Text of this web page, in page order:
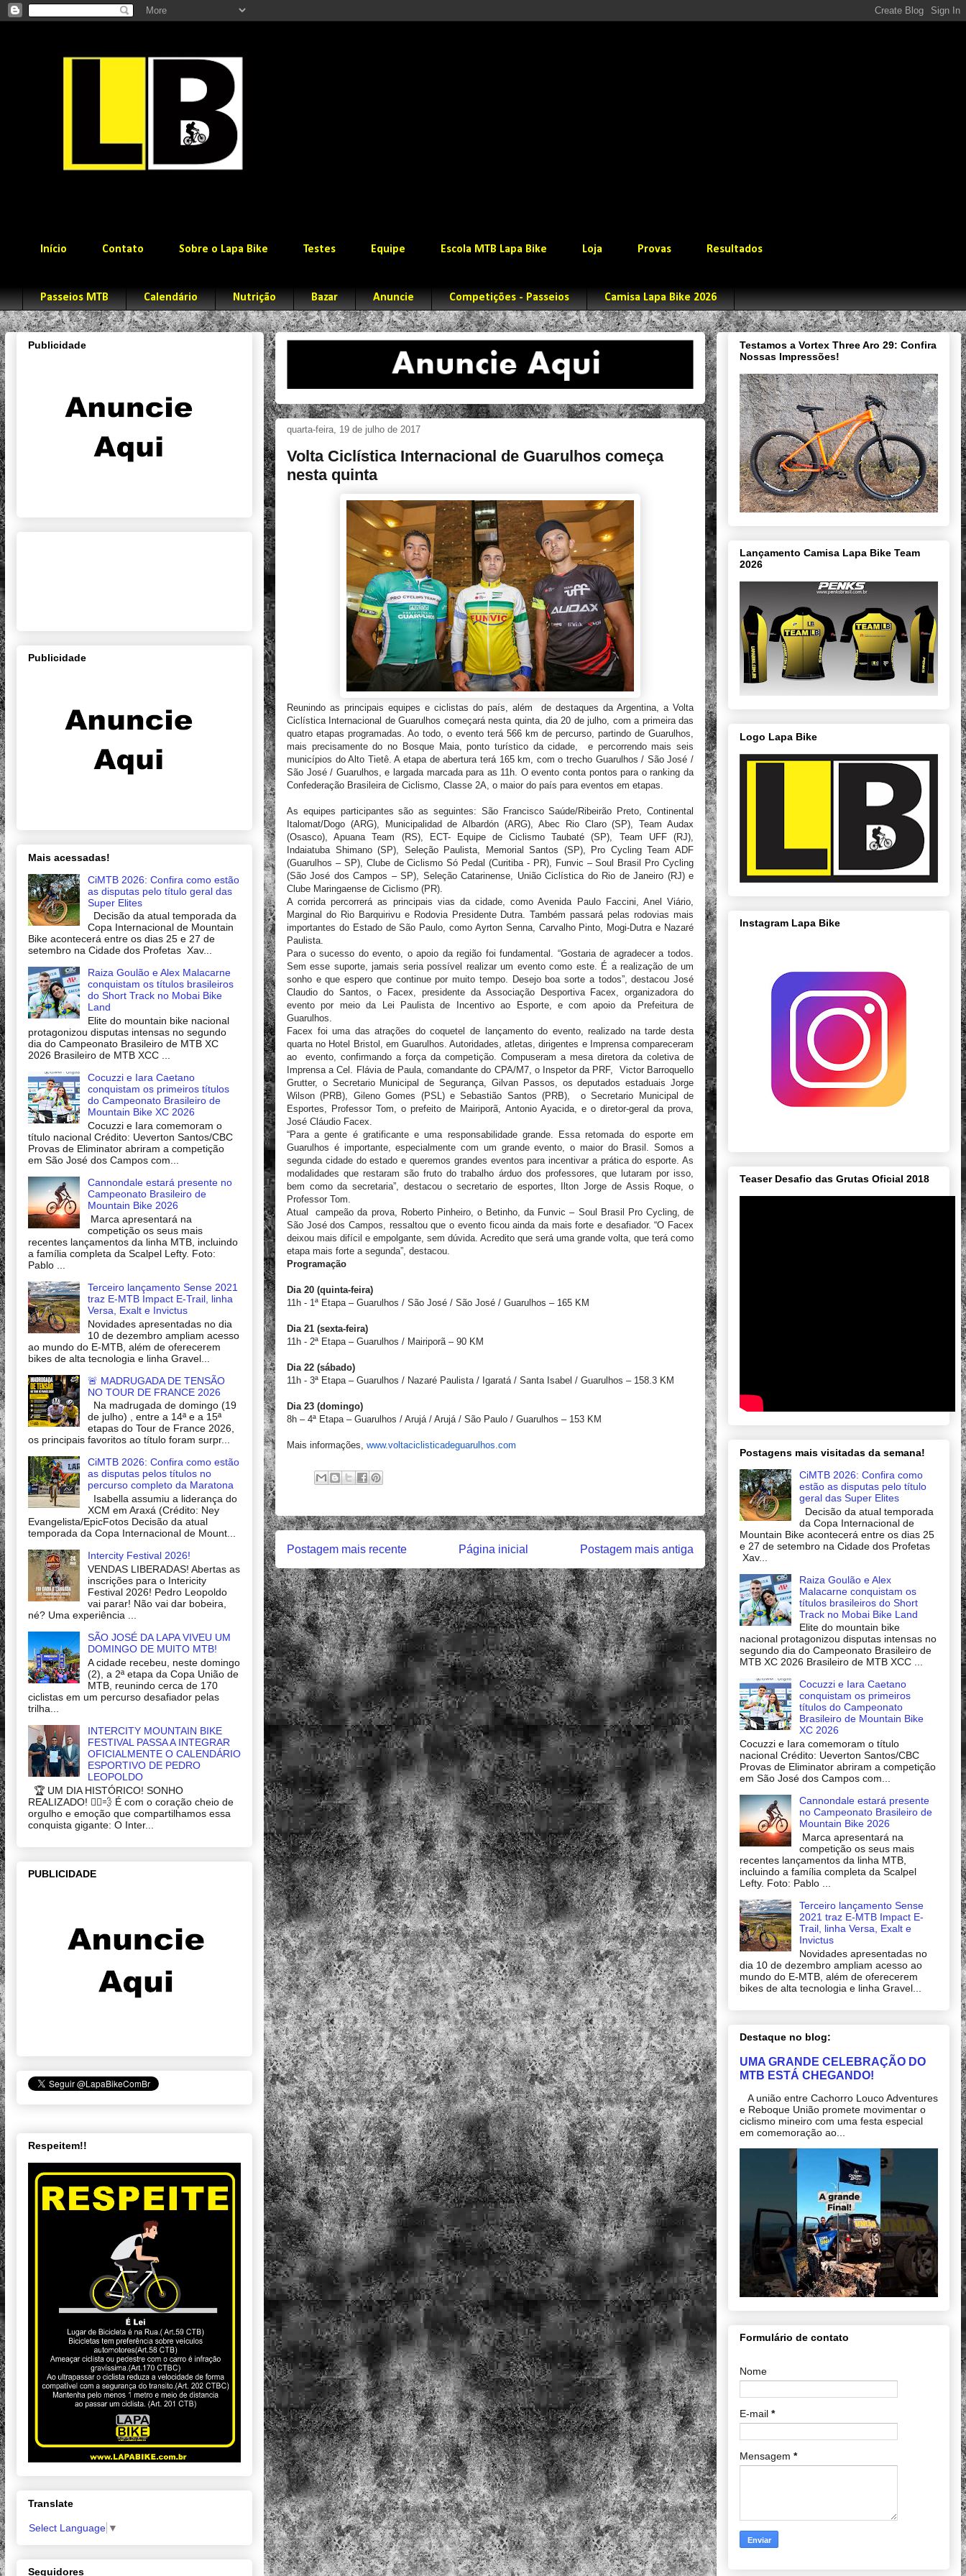
Início Contato Sobre o Lapa Bike Testes Equipe Escola MTB Lapa Bike Loja Provas Resultados
Passeios MTB Calendário Nutrição Bazar Anuncie Competições - Passeios Camisa Lapa Bike 2026
quarta-feira, 19 de julho de 2017
Volta Ciclística Internacional de Guarulhos começa
nesta quinta
Reunindo as principais equipes e ciclistas do país, além de destaques da Argentina, a Volta
Ciclística Internacional de Guarulhos começará nesta quinta, dia 20 de julho, com a primeira das
quatro etapas programadas. Ao todo, o evento terá 566 km de percurso, partindo de Guarulhos,
mais precisamente do no Bosque Maia, ponto turístico da cidade, e percorrendo mais seis
municípios do Alto Tietê. A etapa de abertura terá 165 km, com o trecho Guarulhos / São José /
São José / Guarulhos, e largada marcada para as 11h. O evento conta pontos para o ranking da
Confederação Brasileira de Ciclismo, Classe 2A, o maior do país para eventos em etapas.
As equipes participantes são as seguintes: São Francisco Saúde/Ribeirão Preto, Continental
Italomat/Dogo (ARG), Municipalidad de Albardón (ARG), Abec Rio Claro (SP), Team Audax
(Osasco), Apuana Team (RS), ECT- Equipe de Ciclismo Taubaté (SP), Team UFF (RJ),
Indaiatuba Shimano (SP), Seleção Paulista, Memorial Santos (SP), Pro Cycling Team ADF
(Guarulhos – SP), Clube de Ciclismo Só Pedal (Curitiba - PR), Funvic – Soul Brasil Pro Cycling
(São José dos Campos – SP), Seleção Catarinense, União Ciclística do Rio de Janeiro (RJ) e
Clube Maringaense de Ciclismo (PR).
A corrida percorrerá as principais vias da cidade, como Avenida Paulo Faccini, Anel Viário,
Marginal do Rio Barquirivu e Rodovia Presidente Dutra. Também passará pelas rodovias mais
importantes do Estado de São Paulo, como Ayrton Senna, Carvalho Pinto, Mogi-Dutra e Nazaré
Paulista.
Para o sucesso do evento, o apoio da região foi fundamental. “Gostaria de agradecer a todos.
Sem esse suporte, jamais seria possível realizar um evento como este. É a realização de um
sonho e que espero que continue por muito tempo. Desejo boa sorte a todos”, destacou José
Claudio do Santos, o Facex, presidente da Associação Desportiva Facex, organizadora do
evento por meio da Lei Paulista de Incentivo ao Esporte, e com apoio da Prefeitura de
Guarulhos.
Facex foi uma das atrações do coquetel de lançamento do evento, realizado na tarde desta
quarta no Hotel Bristol, em Guarulhos. Autoridades, atletas, dirigentes e Imprensa compareceram
ao evento, confirmando a força da competição. Compuseram a mesa diretora da coletiva de
Imprensa a Cel. Flávia de Paula, comandante do CPA/M7, o Inspetor da PRF, Victor Barroquello
Grutter, o Secretario Municipal de Segurança, Gilvan Passos, os deputados estaduais Jorge
Wilson (PRB), Gileno Gomes (PSL) e Sebastião Santos (PRB), o Secretario Municipal de
Esportes, Professor Tom, o prefeito de Mairiporã, Antonio Ayacida, e o diretor-geral da prova,
José Cláudio Facex.
“Para a gente é gratificante e uma responsabilidade grande. Essa retomada do esporte em
Guarulhos é importante, especialmente com um grande evento, o maior do Brasil. Somos a
segunda cidade do estado e queremos grandes eventos para incentivar a prática do esporte. As
modalidades que restaram são fruto do trabalho árduo dos professores, que lutaram por isso,
bem como da secretaria”, destacou o secretario de esportes, Ilton Jorge de Assis Roque, o
Professor Tom.
Atual campeão da prova, Roberto Pinheiro, o Betinho, da Funvic – Soul Brasil Pro Cycling, de
São José dos Campos, ressaltou que o evento ficou ainda da mais forte e desafiador. “O Facex
deixou mais difícil e empolgante, sem dúvida. Acredito que será uma grande volta, que terá como
etapa mais forte a segunda”, destacou.
Programação
Dia 20 (quinta-feira)
11h - 1ª Etapa – Guarulhos / São José / São José / Guarulhos – 165 KM
Dia 21 (sexta-feira)
11h - 2ª Etapa – Guarulhos / Mairiporã – 90 KM
Dia 22 (sábado)
11h - 3ª Etapa – Guarulhos / Nazaré Paulista / Igaratá / Santa Isabel / Guarulhos – 158.3 KM
Dia 23 (domingo)
8h – 4ª Etapa – Guarulhos / Arujá / Arujá / São Paulo / Guarulhos – 153 KM
Mais informações, www.voltaciclisticadeguarulhos.com
Postagem mais recente Postagem mais antiga
Página inicial
Publicidade
Publicidade
Mais acessadas!
CiMTB 2026: Confira como estão
as disputas pelo título geral das
Super Elites
Decisão da atual temporada da
Copa Internacional de Mountain
Bike acontecerá entre os dias 25 e 27 de
setembro na Cidade dos Profetas Xav...
Raiza Goulão e Alex Malacarne
conquistam os títulos brasileiros
do Short Track no Mobai Bike
Land
Elite do mountain bike nacional
protagonizou disputas intensas no segundo
dia do Campeonato Brasileiro de MTB XC
2026 Brasileiro de MTB XCC ...
Cocuzzi e Iara Caetano
conquistam os primeiros títulos
do Campeonato Brasileiro de
Mountain Bike XC 2026
Cocuzzi e Iara comemoram o
título nacional Crédito: Ueverton Santos/CBC
Provas de Eliminator abriram a competição
em São José dos Campos com...
Cannondale estará presente no
Campeonato Brasileiro de
Mountain Bike 2026
Marca apresentará na
competição os seus mais
recentes lançamentos da linha MTB, incluindo
a família completa da Scalpel Lefty. Foto:
Pablo ...
Terceiro lançamento Sense 2021
traz E-MTB Impact E-Trail, linha
Versa, Exalt e Invictus
Novidades apresentadas no dia
10 de dezembro ampliam acesso
ao mundo do E-MTB, além de oferecerem
bikes de alta tecnologia e linha Gravel...
🚨 MADRUGADA DE TENSÃO
NO TOUR DE FRANCE 2026
Na madrugada de domingo (19
de julho) , entre a 14ª e a 15ª
etapas do Tour de France 2026,
os principais favoritos ao título foram surpr...
CiMTB 2026: Confira como estão
as disputas pelos títulos no
percurso completo da Maratona
Isabella assumiu a liderança do
XCM em Araxá (Crédito: Ney
Evangelista/EpicFotos Decisão da atual
temporada da Copa Internacional de Mount...
Intercity Festival 2026!
VENDAS LIBERADAS! Abertas as
inscrições para o Intericity
Festival 2026! Pedro Leopoldo
vai parar! Não vai dar bobeira,
né? Uma experiência ...
SÃO JOSÉ DA LAPA VIVEU UM
DOMINGO DE MUITO MTB!
A cidade recebeu, neste domingo
(2), a 2ª etapa da Copa União de
MTB, reunindo cerca de 170
ciclistas em um percurso desafiador pelas
trilha...
INTERCITY MOUNTAIN BIKE
FESTIVAL PASSA A INTEGRAR
OFICIALMENTE O CALENDÁRIO
ESPORTIVO DE PEDRO
LEOPOLDO
🏆 UM DIA HISTÓRICO! SONHO
REALIZADO! 🚴‍♂️💨 É com o coração cheio de
orgulho e emoção que compartilhamos essa
conquista gigante: O Inter...
PUBLICIDADE
Respeitem!!
Translate
Select Language ▼
Seguidores
Testamos a Vortex Three Aro 29: Confira
Nossas Impressões!
Lançamento Camisa Lapa Bike Team
2026
Logo Lapa Bike
Instagram Lapa Bike
Teaser Desafio das Grutas Oficial 2018
Postagens mais visitadas da semana!
CiMTB 2026: Confira como
estão as disputas pelo título
geral das Super Elites
Decisão da atual temporada
da Copa Internacional de
Mountain Bike acontecerá entre os dias 25
e 27 de setembro na Cidade dos Profetas
Xav...
Raiza Goulão e Alex
Malacarne conquistam os
títulos brasileiros do Short
Track no Mobai Bike Land
Elite do mountain bike
nacional protagonizou disputas intensas no
segundo dia do Campeonato Brasileiro de
MTB XC 2026 Brasileiro de MTB XCC ...
Cocuzzi e Iara Caetano
conquistam os primeiros
títulos do Campeonato
Brasileiro de Mountain Bike
XC 2026
Cocuzzi e Iara comemoram o título
nacional Crédito: Ueverton Santos/CBC
Provas de Eliminator abriram a competição
em São José dos Campos com...
Cannondale estará presente
no Campeonato Brasileiro de
Mountain Bike 2026
Marca apresentará na
competição os seus mais
recentes lançamentos da linha MTB,
incluindo a família completa da Scalpel
Lefty. Foto: Pablo ...
Terceiro lançamento Sense
2021 traz E-MTB Impact E-
Trail, linha Versa, Exalt e
Invictus
Novidades apresentadas no
dia 10 de dezembro ampliam acesso ao
mundo do E-MTB, além de oferecerem
bikes de alta tecnologia e linha Gravel...
Destaque no blog:
UMA GRANDE CELEBRAÇÃO DO
MTB ESTÁ CHEGANDO!
A união entre Cachorro Louco Adventures
e Reboque União promete movimentar o
ciclismo mineiro com uma festa especial
em comemoração ao...
Formulário de contato
Nome
E-mail *
Mensagem *